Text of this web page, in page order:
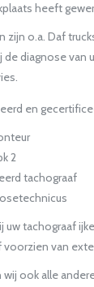
heeft
zijn o.a. Daf
diagnose van
en
2
tachograaf
uw tachograaf
van
wij ook alle